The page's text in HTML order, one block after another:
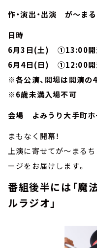
作・演出・出演 が～ま
日時
6月3日(土) ➀13:00
6月4日(日) ➀12:00
※各公演、開場は開演の
※6歳未満入場不可
会場 よみうり大手町ホ
まもなく開幕！
上演に寄せてが～まる
ージをお届けします。
番組後半には「魔
ルラジオ」